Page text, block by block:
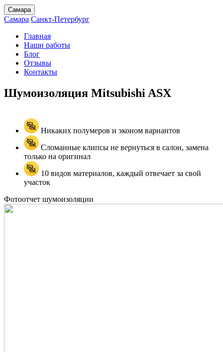
Самара
Самара Санкт-Петербург
Главная
Наши работы
Блог
Отзывы
Контакты
Шумоизоляция Mitsubishi ASX
Никаких полумеров и эконом вариантов
Сломанные клипсы не вернуться в салон, замена
только на оригинал
10 видов материалов, каждый отвечает за свой
участок
Фотоотчет шумоизоляции